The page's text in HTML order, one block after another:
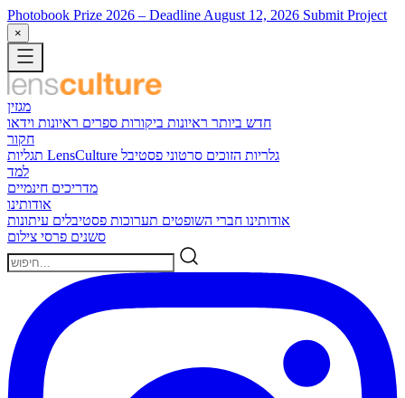
Photobook Prize 2026 – Deadline August 12, 2026 Submit Project
×
מגזין
חדש ביותר ראיונות ביקורות ספרים ראיונות וידאו
חקור
תגליות LensCulture
גלריות הזוכים סרטוני פסטיבל
למד
מדריכים חינמיים
אודותינו
אודותינו חברי השופטים תערוכות פסטיבלים עיתונות
סשנים פרסי צילום